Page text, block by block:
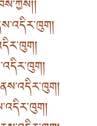
།
།
།
།
།
།